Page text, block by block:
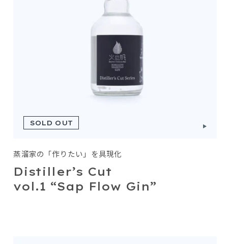
SOLD OUT
蒸溜家の「作りたい」を具現化
Distiller’s Cut
vol.1 “Sap Flow Gin”